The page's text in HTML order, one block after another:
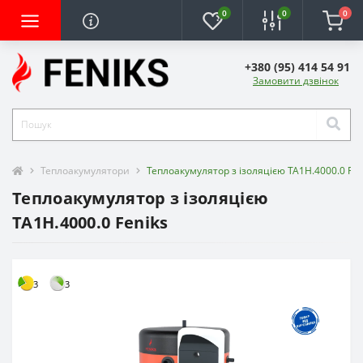
0 0 0
+380 (95) 414 54 91
Замовити дзвінок
Теплоакумулятори Теплоакумулятор з ізоляцією ТА1Н.4000.0
Теплоакумулятор з ізоляцією
ТА1Н.4000.0 Feniks
3 3